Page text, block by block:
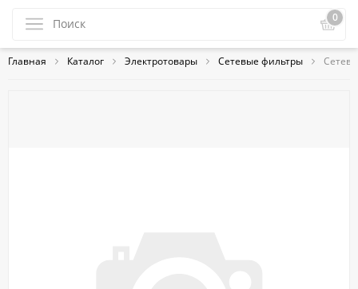
0
Главная Каталог Электротовары Сетевые фильтры